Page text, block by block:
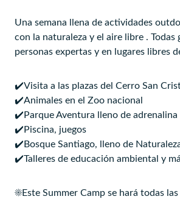
Una semana llena de actividades
con la naturaleza y el aire libre . Todas
personas expertas y en lugares libres
✔️Visita a las plazas del Cerro San
✔️Animales en el Zoo nacional
✔️Parque Aventura lleno de adrenalina
✔️Piscina, juegos
✔️Bosque Santiago, lleno de
✔️Talleres de educación ambiental y
☀️Este Summer Camp se hará todas